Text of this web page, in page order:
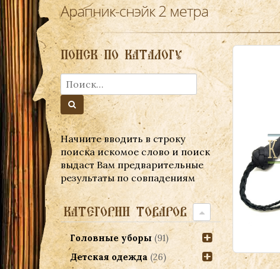
Арапник-снэйк 2 метра
ПОИСК ПО КАТАЛОГУ
Начните вводить в строку
поиска искомое слово и поиск
выдаст Вам предварительные
результаты по совпадениям
КАТЕГОРИИ ТОВАРОВ
Головные уборы (91)
Детская одежда (26)